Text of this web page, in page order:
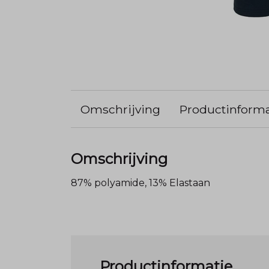
Omschrijving
Omschrijving
87% polyamide, 13% Elastaan